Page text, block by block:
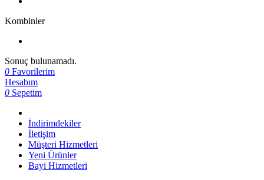
Kombinler
Sonuç bulunamadı.
0 Favorilerim
Hesabım
0 Sepetim
İndirimdekiler
İletişim
Müşteri Hizmetleri
Yeni Ürünler
Bayi Hizmetleri